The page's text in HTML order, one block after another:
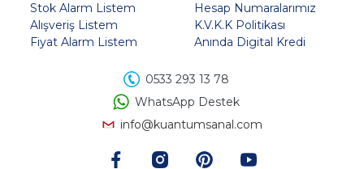
Stok Alarm Listem
Alışveriş Listem
Fiyat Alarm Listem
Hesap Numaralarımız
K.V.K.K Politikası
Anında Digital Kredi
0533 293 13 78
WhatsApp Destek
info@kuantumsanal.com